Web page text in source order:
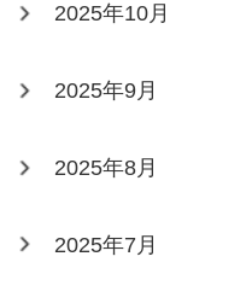
2025年10月
2025年9月
2025年8月
2025年7月